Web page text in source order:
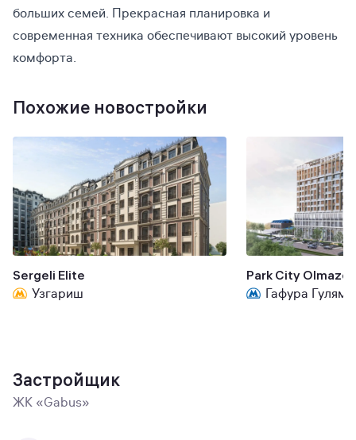
больших семей. Прекрасная планировка и
современная техника обеспечивают высокий уровень
комфорта.
Похожие новостройки
Sergeli Elite
Узгариш
Park City Olmazor
Гафура Гуляма
Застройщик
ЖК «Gabus»